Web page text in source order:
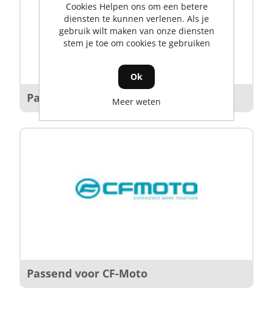
Passend voor Polaris
Passend voor CF-Moto
Cookies Helpen ons om een betere
diensten te kunnen verlenen. Als je
gebruik wilt maken van onze diensten
stem je toe om cookies te gebruiken
Ok
Meer weten